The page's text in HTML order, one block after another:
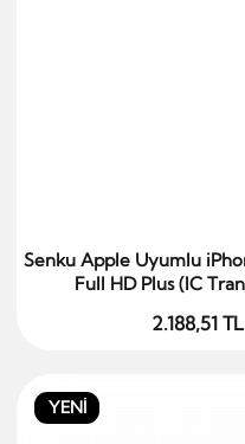
Sepete Ekle
Senku Apple Uyumlu
Full HD Plus (IC
2.188,51 TL
YENİ